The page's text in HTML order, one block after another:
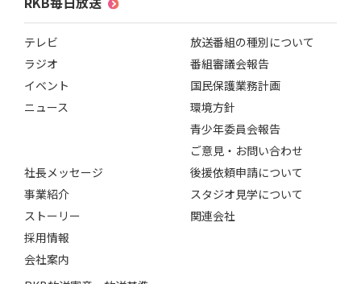
テレビ
ラジオ
イベント
ニュース
社長メッセージ
事業紹介
ストーリー
採用情報
会社案内
放送番組の種別について
番組審議会報告
国民保護業務計画
環境方針
青少年委員会報告
ご意見・お問い合わせ
後援依頼申請について
スタジオ見学について
関連会社